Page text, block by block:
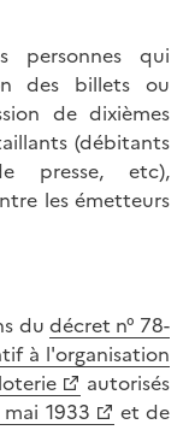
personnes qui
des billets ou
de dixièmes
(débitants
presse, etc),
les émetteurs
du décret n° 78-
à l'organisation
autorisés
1933
et de